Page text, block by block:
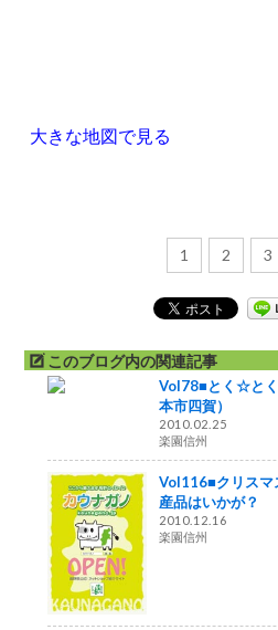
大きな地図で見る
1 2 3
このブログ内の関連記事
Vol78■とく☆と
本市四賀）
2010.02.25
楽園信州
Vol116■クリスマ
産品はいかが？
2010.12.16
楽園信州